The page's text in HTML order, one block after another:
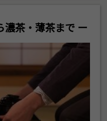
濃茶・薄茶まで ー